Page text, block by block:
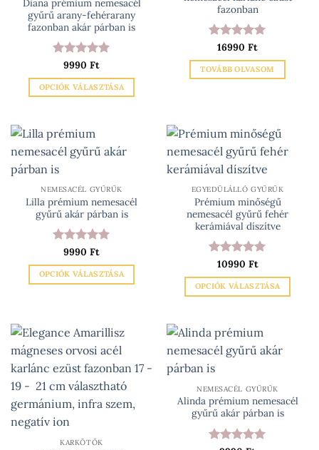
Diana prémium nemesacél
gyűrű arany-fehérarany
fazonban akár párban is
Értékelés:
/ 5
9990 Ft
OPCIÓK VÁLASZTÁSA
terméknek
több
A
változatok
termékoldalon
választhatók
ki
fazonban
Értékelés:
/ 5
16990 Ft
TOVÁBB OLVASOM
NEMESACÉL GYŰRŰK
Lilla prémium nemesacél
gyűrű akár párban is
Értékelés:
/ 5
9990 Ft
OPCIÓK VÁLASZTÁSA
több
variációja
van.
A
a
választhatók
EGYEDÜLÁLLÓ GYŰRŰK
Prémium minőségű
nemesacél gyűrű fehér
kerámiával díszítve
Értékelés:
/ 5
10990 Ft
OPCIÓK VÁLASZTÁSA
terméknek
több
A
változatok
termékoldalon
KARKÖTŐK
NEMESACÉL GYŰRŰK
Alinda prémium nemesacél
gyűrű akár párban is